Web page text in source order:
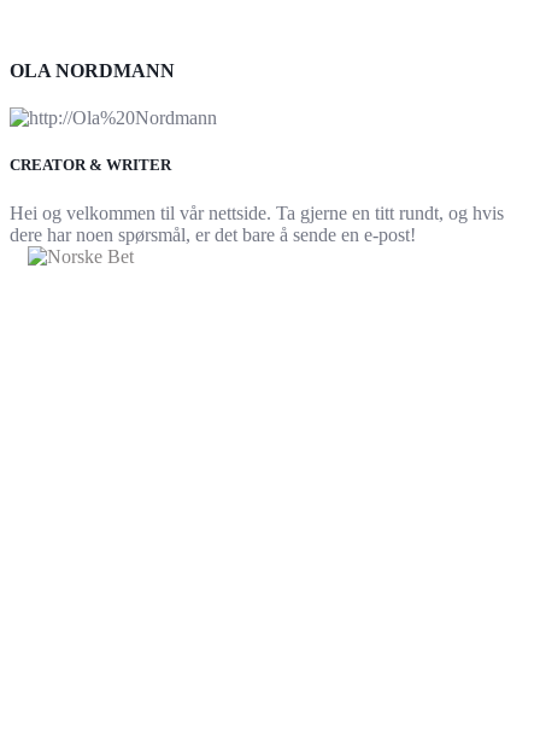
OLA NORDMANN
CREATOR & WRITER
Hei og velkommen til vår nettside. Ta gjerne en titt rundt, og hvis
dere har noen spørsmål, er det bare å sende en e-post!